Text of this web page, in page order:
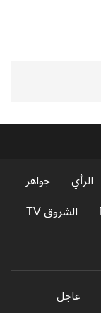
الرأي
جواهر
الشروق TV
عاجل